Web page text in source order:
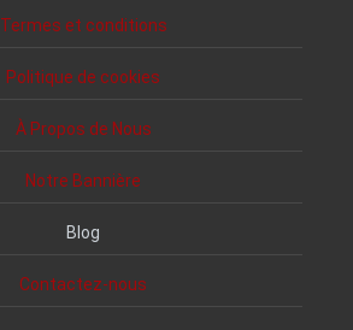
Termes et conditions
Politique de cookies
À Propos de Nous
Notre Bannière
Blog
Contactez-nous